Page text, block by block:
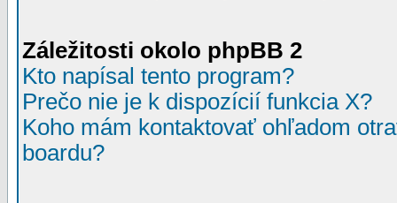
Záležitosti okolo phpBB 2
Kto napísal tento program?
Prečo nie je k dispozícií funkcia X?
Koho mám kontaktovať ohľadom
boardu?